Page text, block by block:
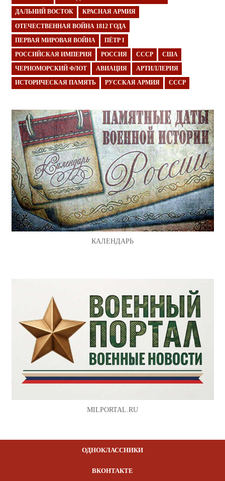
ДАЛЬНИЙ ВОСТОК КРАСНАЯ АРМИЯ
ОТЕЧЕСТВЕННАЯ ВОЙНА 1812 ГОДА
ПЕРВАЯ МИРОВАЯ ВОЙНА ПЁТР I
РОССИЙСКАЯ ИМПЕРИЯ РОССИЯ СССР США
ЧЕРНОМОРСКИЙ ФЛОТ АВИАЦИЯ АРТИЛЛЕРИЯ
ИСТОРИЧЕСКАЯ ПАМЯТЬ РУССКАЯ АРМИЯ СССР
КАЛЕНДАРЬ
MILPORTAL.RU
ОДНОКЛАССНИКИ
ВКОНТАКТЕ